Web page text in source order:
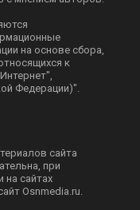
на основе сбора,
к
Федерации)".
сайта
при
на сайтах
Оsnmedia.ru.